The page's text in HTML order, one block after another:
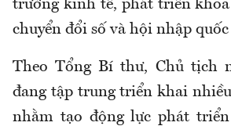
trưởng kinh tế, phát triển khoa
chuyển đổi số và hội nhập quốc
Theo Tổng Bí thư, Chủ tịch
đang tập trung triển khai
nhằm tạo động lực phát